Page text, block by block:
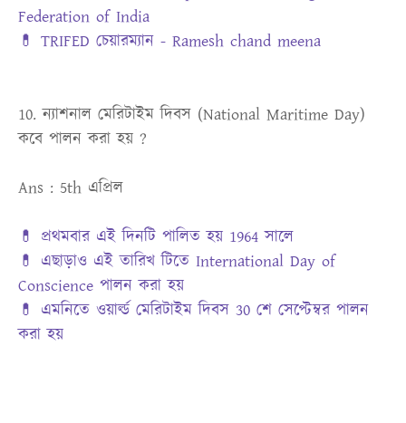
Federation of India
💊 TRIFED চেয়ারম্যান - Ramesh chand meena
10. ন্যাশনাল মেরিটাইম দিবস (National Maritime Day)
কবে পালন করা হয় ?
Ans : 5th এপ্রিল
💊 প্রথমবার এই দিনটি পালিত হয় 1964 সালে
💊 এছাড়াও এই তারিখ টিতে International Day of
Conscience পালন করা হয়
💊 এমনিতে ওয়ার্ল্ড মেরিটাইম দিবস 30 শে সেপ্টেম্বর পালন
করা হয়